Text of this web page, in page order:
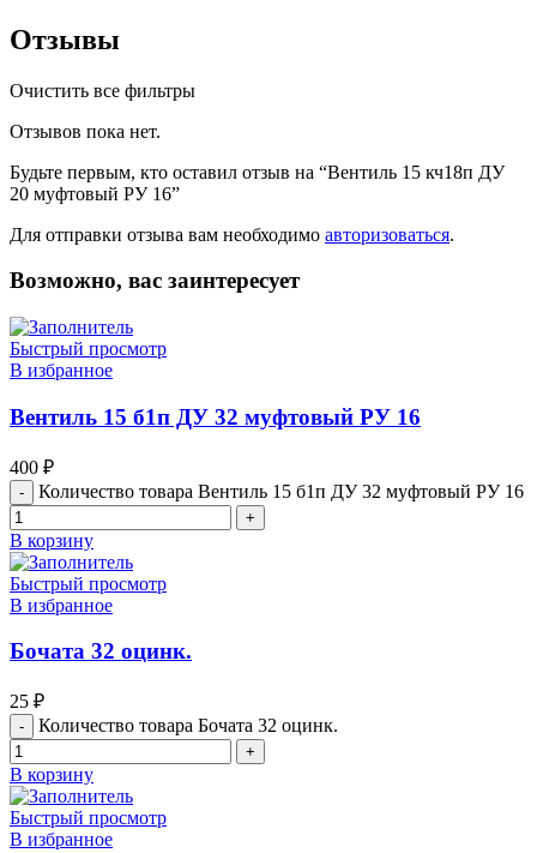
Отзывы
Очистить все фильтры
Отзывов пока нет.
Будьте первым, кто оставил отзыв на “Вентиль 15 кч18п ДУ
20 муфтовый РУ 16”
Для отправки отзыва вам необходимо авторизоваться.
Возможно, вас заинтересует
Быстрый просмотр
В избранное
Вентиль 15 б1п ДУ 32 муфтовый РУ 16
400 ₽
Количество товара Вентиль 15 б1п ДУ 32 муфтовый РУ 16
В корзину
Быстрый просмотр
В избранное
Бочата 32 оцинк.
25 ₽
Количество товара Бочата 32 оцинк.
В корзину
Быстрый просмотр
В избранное